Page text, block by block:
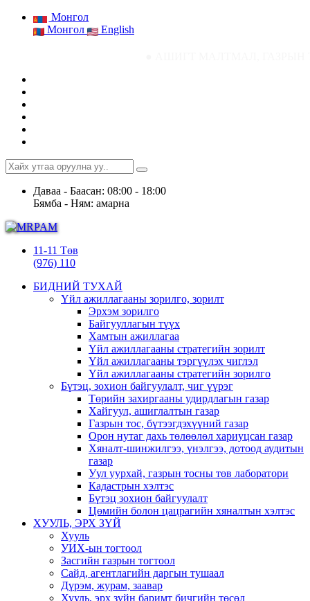
Монгол
Монгол
English
Даваа - Баасан: 08:00 - 18:00
Бямба - Ням: амарна
11-11 Төв
(976) 110
БИДНИЙ ТУХАЙ
Үйл ажиллагааны зорилго, зорилт
Эрхэм зорилго
Байгууллагын түүх
Хамтын ажиллагаа
Үйл ажиллагааны стратегийн зорилт
Үйл ажиллагааны тэргүүлэх чиглэл
Үйл ажиллагааны стратегийн зорилго
Бүтэц, зохион байгуулалт, чиг үүрэг
Төрийн захиргааны удирдлагын газар
Хайгуул, ашиглалтын газар
Газрын тос, бүтээгдэхүүний газар
Орон нутаг дахь төлөөлөл хариуцсан газар
Хяналт-шинжилгээ, үнэлгээ, дотоод аудитын
газар
Уул уурхай, газрын тосны төв лаборатори
Кадастрын хэлтэс
Бүтэц зохион байгуулалт
Цөмийн болон цацрагийн хяналтын хэлтэс
ХУУЛЬ, ЭРХ ЗҮЙ
Хууль
УИХ-ын тогтоол
Засгийн газрын тогтоол
Сайд, агентлагийн даргын тушаал
Дүрэм, журам, заавар
Хууль, эрх зүйн баримт бичгийн төсөл